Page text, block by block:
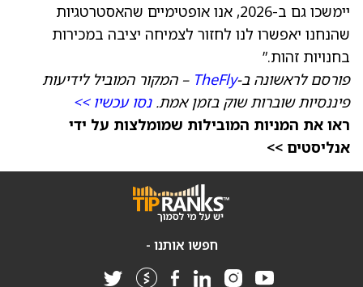
יימשכו גם ב-2026, אנו אופטימיים שהאסטרטגיות
שהנחנו יאפשרו לנו לחזור לצמיחה יציבה במכירות
בחנויות זהות.”
פורסם לראשונה ב-TheFly – המקור המוביל לידיעות
פיננסיות שוברות שוק בזמן אמת.נסו עכשיו >>
ראו את המניות המובילות שמומלצות על ידי
אנליסטים >>
חפשו אותנו -